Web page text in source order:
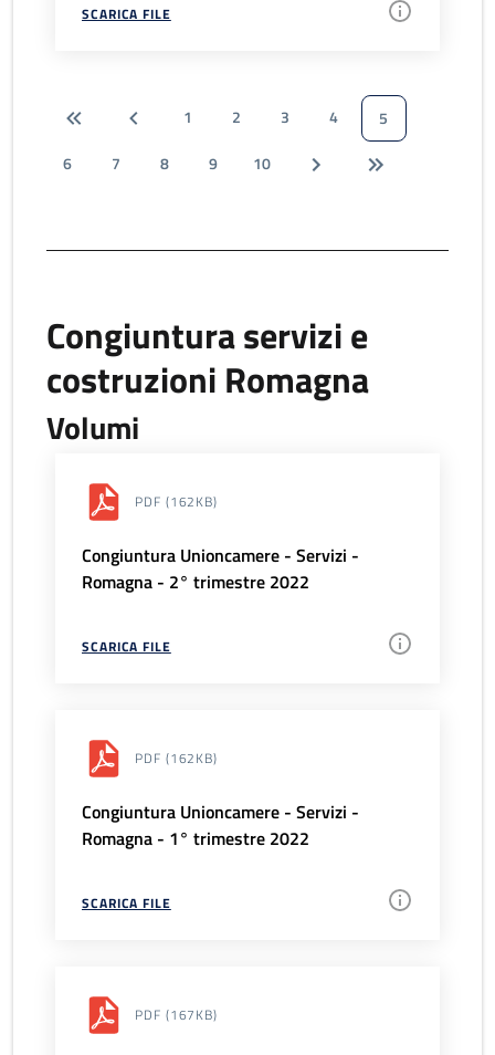
SCARICA FILE
1 2 3 4
5
6
7 8 9 10
Congiuntura servizi e
costruzioni Romagna
Volumi
PDF (162KB)
Congiuntura Unioncamere - Servizi -
Romagna - 2° trimestre 2022
SCARICA FILE
PDF (162KB)
Congiuntura Unioncamere - Servizi -
Romagna - 1° trimestre 2022
SCARICA FILE
PDF (167KB)